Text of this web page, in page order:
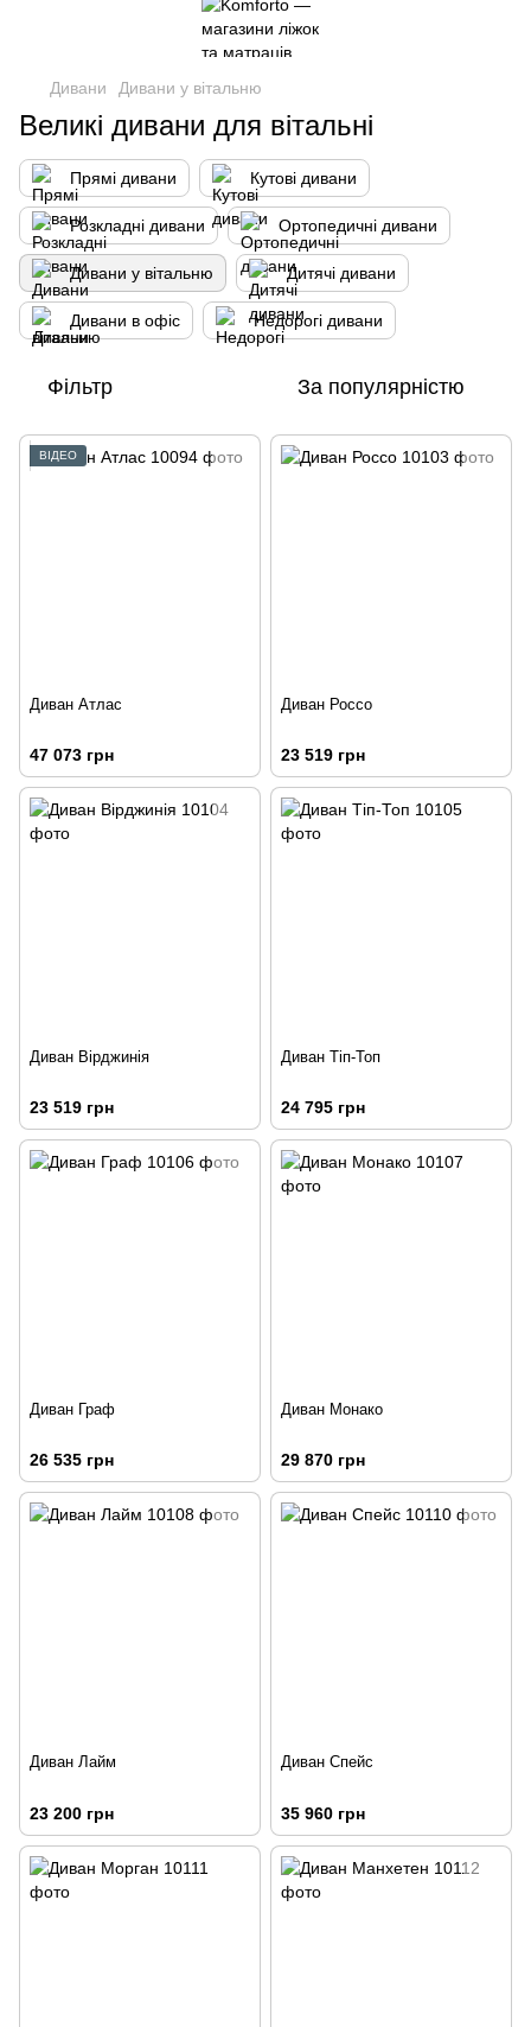
Дивани Дивани у вітальню
Великі дивани для вітальні
Прямі дивани Кутові дивани
Розкладні дивани Ортопедичні дивани
Дивани у вітальню Дитячі дивани
Дивани в офіс Недорогі дивани
Фільтр За популярністю
ВІДЕО
Диван Атлас
47 073 грн
Диван Россо
23 519 грн
Диван Вірджинія
23 519 грн
Диван Тіп-Топ
24 795 грн
Диван Граф
26 535 грн
Диван Монако
29 870 грн
Диван Лайм
23 200 грн
Диван Спейс
35 960 грн